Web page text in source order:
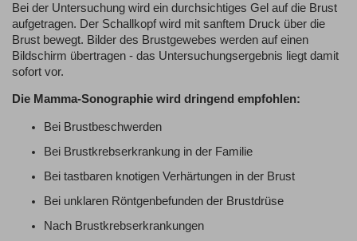
Bei der Untersuchung wird ein durchsichtiges Gel auf die Brust
aufgetragen. Der Schallkopf wird mit sanftem Druck über die
Brust bewegt. Bilder des Brustgewebes werden auf einen
Bildschirm übertragen - das Untersuchungsergebnis liegt damit
sofort vor.
Die Mamma-Sonographie wird dringend empfohlen:
Bei Brustbeschwerden
Bei Brustkrebserkrankung in der Familie
Bei tastbaren knotigen Verhärtungen in der Brust
Bei unklaren Röntgenbefunden der Brustdrüse
Nach Brustkrebserkrankungen